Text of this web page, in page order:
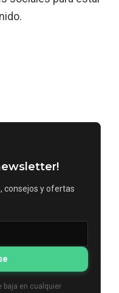
consejos y ofertas
baja en cualquier